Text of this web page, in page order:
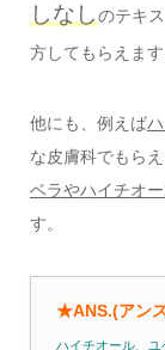
しなしのテキ
方してもらえます
他にも、例えば
な皮膚科でもら
ベラやハイチオ
す。
★ANS.(アン
ハイチオール、